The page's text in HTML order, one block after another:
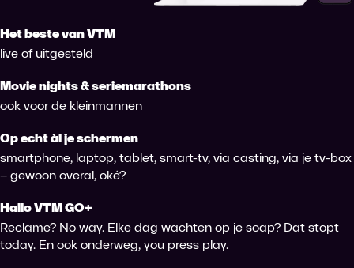
Het beste van VTM
live of uitgesteld
Movie nights & seriemarathons
ook voor de kleinmannen
Op echt àl je schermen
smartphone, laptop, tablet, smart-tv, via casting, via je tv-box
– gewoon overal, oké?
Hallo VTM GO+
Reclame? No way. Elke dag wachten op je soap? Dat stopt
today. En ook onderweg, you press play.